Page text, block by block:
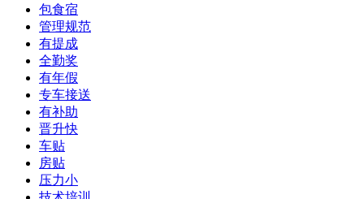
包食宿
管理规范
有提成
全勤奖
有年假
专车接送
有补助
晋升快
车贴
房贴
压力小